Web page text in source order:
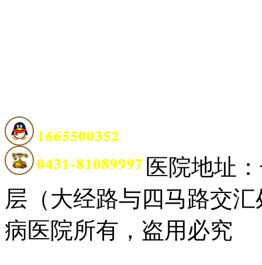
医院地址
层（大经路与四马路交汇
病医院所有，盗用必究